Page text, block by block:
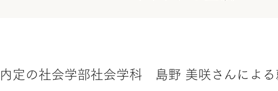
定の社会学部社会学科 島野 美咲さんによる